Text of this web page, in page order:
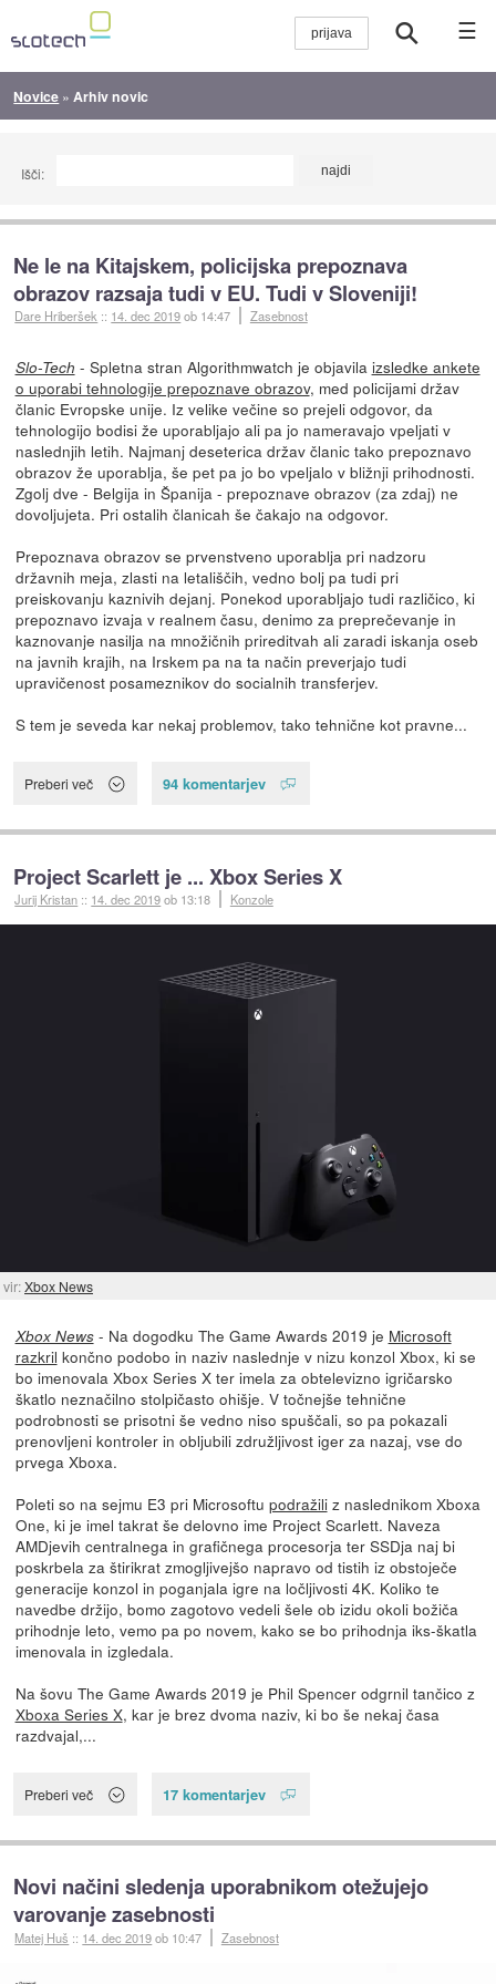
☰
Novice » Arhiv novic
Išči:
Ne le na Kitajskem, policijska prepoznava
obrazov razsaja tudi v EU. Tudi v Sloveniji!
Dare Hriberšek :: 14. dec 2019ob 14:47 Zasebnost
Slo-Tech - Spletna stran Algorithmwatch je objavila izsledke ankete
o uporabi tehnologije prepoznave obrazov, med policijami držav
članic Evropske unije. Iz velike večine so prejeli odgovor, da
tehnologijo bodisi že uporabljajo ali pa jo nameravajo vpeljati v
naslednjih letih. Najmanj deseterica držav članic tako prepoznavo
obrazov že uporablja, še pet pa jo bo vpeljalo v bližnji prihodnosti.
Zgolj dve - Belgija in Španija - prepoznave obrazov (za zdaj) ne
dovoljujeta. Pri ostalih članicah še čakajo na odgovor.
Prepoznava obrazov se prvenstveno uporablja pri nadzoru
državnih meja, zlasti na letališčih, vedno bolj pa tudi pri
preiskovanju kaznivih dejanj. Ponekod uporabljajo tudi različico, ki
prepoznavo izvaja v realnem času, denimo za preprečevanje in
kaznovanje nasilja na množičnih prireditvah ali zaradi iskanja oseb
na javnih krajih, na Irskem pa na ta način preverjajo tudi
upravičenost posameznikov do socialnih transferjev.
S tem je seveda kar nekaj problemov, tako tehnične kot pravne...
Preberi več 94 komentarjev
Project Scarlett je ... Xbox Series X
Jurij Kristan :: 14. dec 2019ob 13:18 Konzole
vir:Xbox News
Xbox News- Na dogodku The Game Awards 2019 je Microsoft
razkril končno podobo in naziv naslednje v nizu konzol Xbox, ki se
bo imenovala Xbox Series X ter imela za obtelevizno igričarsko
škatlo neznačilno stolpičasto ohišje. V točnejše tehnične
podrobnosti se prisotni še vedno niso spuščali, so pa pokazali
prenovljeni kontroler in obljubili združljivost iger za nazaj, vse do
prvega Xboxa.
Poleti so na sejmu E3 pri Microsoftu podražiliz naslednikom Xboxa
One, ki je imel takrat še delovno ime Project Scarlett. Naveza
AMDjevih centralnega in grafičnega procesorja ter SSDja naj bi
poskrbela za štirikrat zmogljivejšo napravo od tistih iz obstoječe
generacije konzol in poganjala igre na ločljivosti 4K. Koliko te
navedbe držijo, bomo zagotovo vedeli šele ob izidu okoli božiča
prihodnje leto, vemo pa po novem, kako se bo prihodnja iks-škatla
imenovala in izgledala.
Na šovu The Game Awards 2019 je Phil Spencer odgrnil tančico z
Xboxa Series X, kar je brez dvoma naziv, ki bo še nekaj časa
razdvajal,...
Preberi več 17 komentarjev
Novi načini sledenja uporabnikom otežujejo
varovanje zasebnosti
Matej Huš :: 14. dec 2019ob 10:47 Zasebnost